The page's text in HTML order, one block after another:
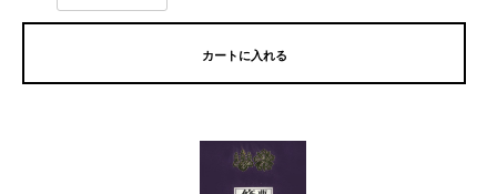
カートに入れる